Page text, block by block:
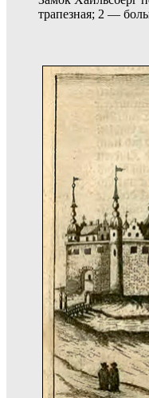
трапезная; 2 —